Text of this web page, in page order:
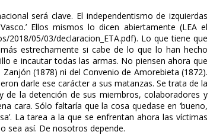
será clave. El independentismo de izquierdas
Ellos mismos lo dicen abiertamente (LEA el
05/03/declaracion_ETA.pdf). Lo que tiene que
estrechamente si cabe de lo que lo han hecho
e incautar todas las armas. No piensen ahora que
(1878) ni del Convenio de Amorebieta (1872).
darle ese carácter a sus matanzas. Se trata de la
de la detención de sus miembros, colaboradores y
cara. Sólo faltaría que la cosa quedase en ‘bueno,
La tarea a la que se enfrentan ahora las víctimas
sea así. De nosotros depende.